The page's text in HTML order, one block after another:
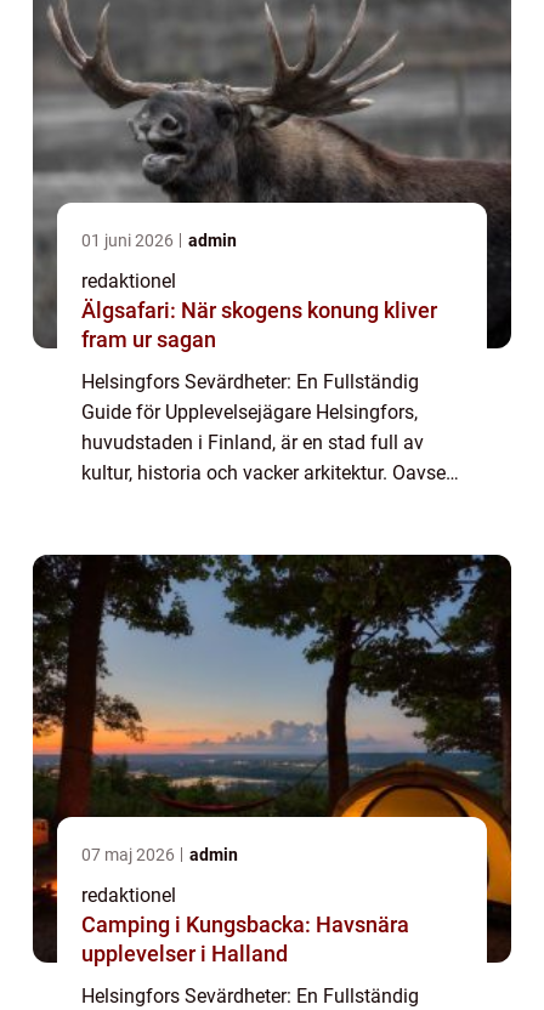
01 juni 2026 admin
redaktionel
Älgsafari: När skogens konung kliver
fram ur sagan
Helsingfors Sevärdheter: En Fullständig
Guide för Upplevelsejägare Helsingfors,
huvudstaden i Finland, är en stad full av
kultur, historia och vacker arkitektur. Oavsett
07 maj 2026 admin
redaktionel
Camping i Kungsbacka: Havsnära
upplevelser i Halland
Helsingfors Sevärdheter: En Fullständig